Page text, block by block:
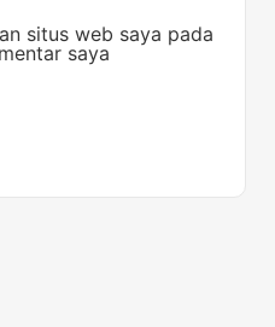
situs web saya pada
saya